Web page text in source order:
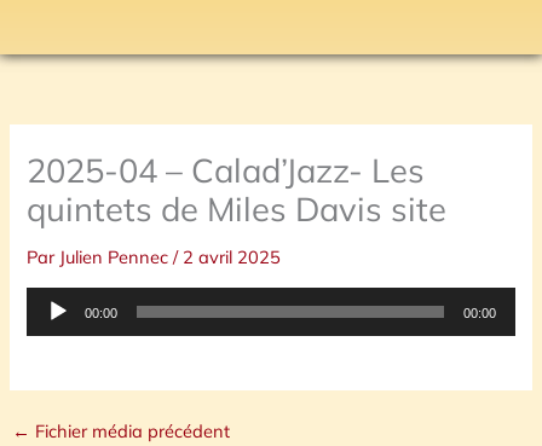
2025-04 – Calad’Jazz- Les
quintets de Miles Davis site
Par Julien Pennec/ 2 avril 2025
Lecteur
00:00 00:00
← Fichier média précédent